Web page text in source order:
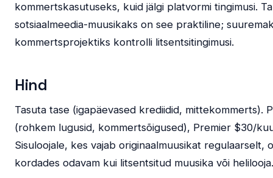
kommertskasutuseks, kuid jälgi platvormi tingimusi.
sotsiaalmeedia-muusikaks on see praktiline;
kommertsprojektiks kontrolli litsentsitingimusi.
Hind
Tasuta tase (igapäevased krediidid, mittekommerts).
(rohkem lugusid, kommertsõigused), Premier $30/
Sisuloojale, kes vajab originaalmuusikat regulaarselt,
kordades odavam kui litsentsitud muusika või helilooja.